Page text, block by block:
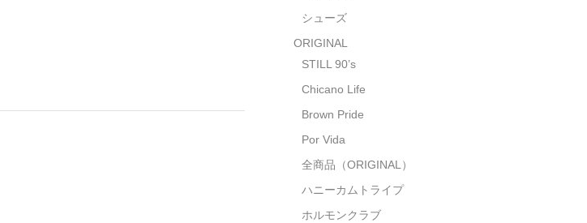
シューズ
ORIGINAL
STILL 90’s
Chicano Life
Brown Pride
Por Vida
全商品（ORIGINAL）
ハニーカムトライプ
ホルモンクラブ